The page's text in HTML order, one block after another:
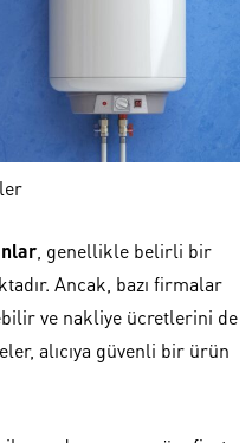
, genellikle belirli bir
Ancak, bazı firmalar
ve nakliye ücretlerini de
alıcıya güvenli bir ürün